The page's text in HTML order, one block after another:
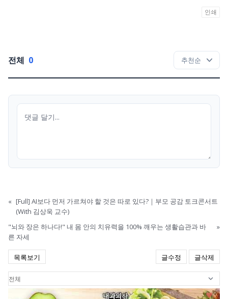
인쇄
전체 0
« [Full] AI보다 먼저 가르쳐야 할 것은 따로 있다?｜부모 공감 토크콘서트
(With 김상욱 교수)
"뇌와 장은 하나다!" 내 몸 안의 치유력을 100% 깨우는 생활습관과 바
른 자세
»
목록보기 글수정 글삭제
0